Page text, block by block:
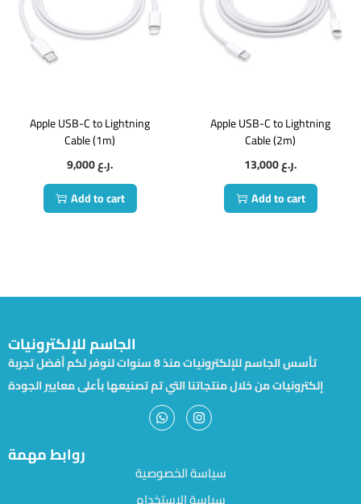
Apple USB-C to Lightning
Cable (1m)
9,000
ر.ع.
Add to cart
Apple USB-C to Lightning
Cable (2m)
13,000
ر.ع.
Add to cart
الجاسم للإلكترونيات
تأسس الجاسم للإلكترونيات منذ 8 سنوات لنوفر لكم أفضل تجربة
إلكترونيات من خلال منتجاتنا التي تم تصنيعها بأعلى معايير الجودة
روابط مهمة
سياسة الخصوصية